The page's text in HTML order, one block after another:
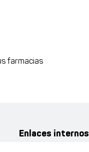
farmacias
Enlaces internos